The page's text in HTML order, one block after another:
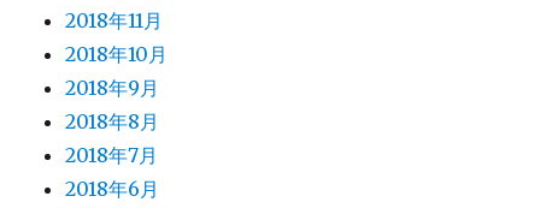
2018年11月
2018年10月
2018年9月
2018年8月
2018年7月
2018年6月